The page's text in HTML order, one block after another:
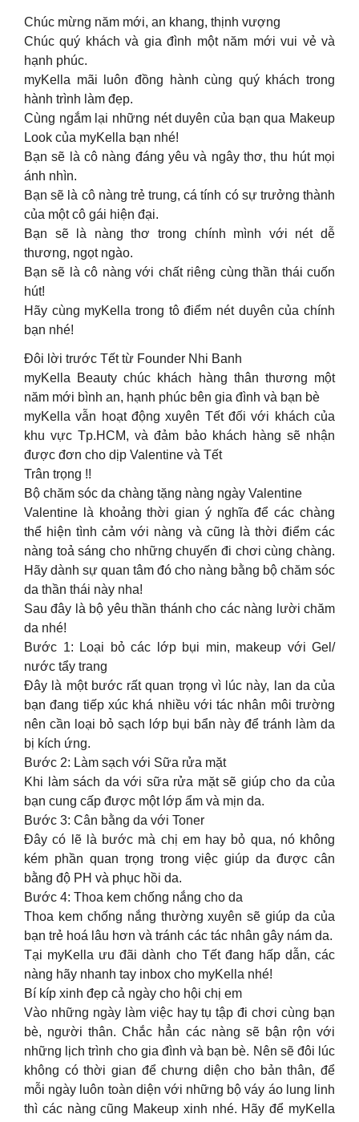
Chúc mừng năm mới, an khang, thịnh vượng
Chúc quý khách và gia đình một năm mới vui vẻ và
hạnh phúc.
myKella mãi luôn đồng hành cùng quý khách trong
hành trình làm đẹp.
Cùng ngắm lại những nét duyên của bạn qua Makeup
Look của myKella bạn nhé!
Bạn sẽ là cô nàng đáng yêu và ngây thơ, thu hút mọi
ánh nhìn.
Bạn sẽ là cô nàng trẻ trung, cá tính có sự trưởng thành
của một cô gái hiện đại.
Bạn sẽ là nàng thơ trong chính mình với nét dễ
thương, ngọt ngào.
Bạn sẽ là cô nàng với chất riêng cùng thần thái cuốn
hút!
Hãy cùng myKella trong tô điểm nét duyên của chính
bạn nhé!
Đôi lời trước Tết từ Founder Nhi Banh
myKella Beauty chúc khách hàng thân thương một
năm mới bình an, hạnh phúc bên gia đình và bạn bè
myKella vẫn hoạt động xuyên Tết đối với khách của
khu vực Tp.HCM, và đảm bảo khách hàng sẽ nhận
được đơn cho dịp Valentine và Tết
Trân trọng !!
Bộ chăm sóc da chàng tặng nàng ngày Valentine
Valentine là khoảng thời gian ý nghĩa để các chàng
thể hiện tình cảm với nàng và cũng là thời điểm các
nàng toả sáng cho những chuyến đi chơi cùng chàng.
Hãy dành sự quan tâm đó cho nàng bằng bộ chăm sóc
da thần thái này nha!
Sau đây là bộ yêu thần thánh cho các nàng lười chăm
da nhé!
Bước 1: Loại bỏ các lớp bụi min, makeup với Gel/
nước tẩy trang
Đây là một bước rất quan trọng vì lúc này, lan da của
bạn đang tiếp xúc khá nhiều với tác nhân môi trường
nên cần loại bỏ sạch lớp bụi bẩn này để tránh làm da
bị kích ứng.
Bước 2: Làm sạch với Sữa rửa mặt
Khi làm sách da với sữa rửa mặt sẽ giúp cho da của
bạn cung cấp được một lớp ẩm và mịn da.
Bước 3: Cân bằng da với Toner
Đây có lẽ là bước mà chị em hay bỏ qua, nó không
kém phần quan trọng trong việc giúp da được cân
bằng độ PH và phục hồi da.
Bước 4: Thoa kem chống nắng cho da
Thoa kem chống nắng thường xuyên sẽ giúp da của
bạn trẻ hoá lâu hơn và tránh các tác nhân gây nám da.
Tại myKella ưu đãi dành cho Tết đang hấp dẫn, các
nàng hãy nhanh tay inbox cho myKella nhé!
Bí kíp xinh đẹp cả ngày cho hội chị em
Vào những ngày làm việc hay tụ tập đi chơi cùng bạn
bè, người thân. Chắc hẳn các nàng sẽ bận rộn với
những lịch trình cho gia đình và bạn bè. Nên sẽ đôi lúc
không có thời gian để chưng diện cho bản thân, để
mỗi ngày luôn toàn diện với những bộ váy áo lung linh
thì các nàng cũng Makeup xinh nhé. Hãy để myKella